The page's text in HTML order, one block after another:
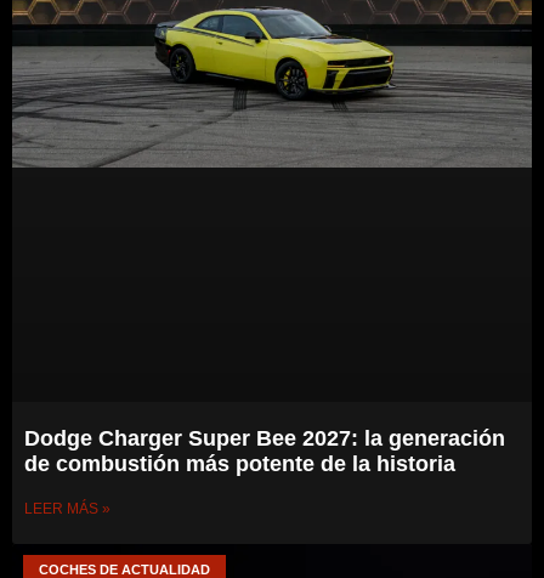
Dodge Charger Super Bee 2027: la generación
de combustión más potente de la historia
LEER MÁS »
COCHES DE ACTUALIDAD